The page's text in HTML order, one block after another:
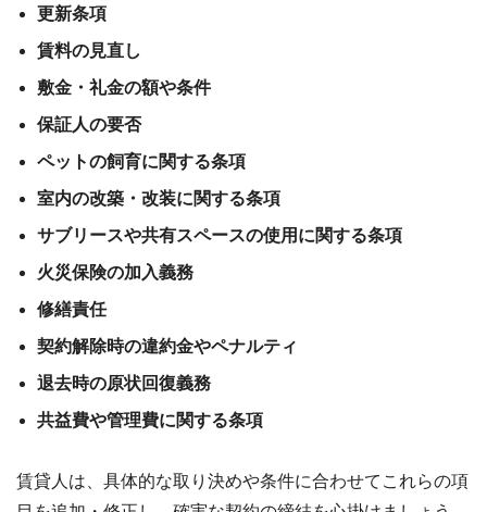
更新条項
賃料の見直し
敷金・礼金の額や条件
保証人の要否
ペットの飼育に関する条項
室内の改築・改装に関する条項
サブリースや共有スペースの使用に関する条項
火災保険の加入義務
修繕責任
契約解除時の違約金やペナルティ
退去時の原状回復義務
共益費や管理費に関する条項
賃貸人は、具体的な取り決めや条件に合わせてこれらの項